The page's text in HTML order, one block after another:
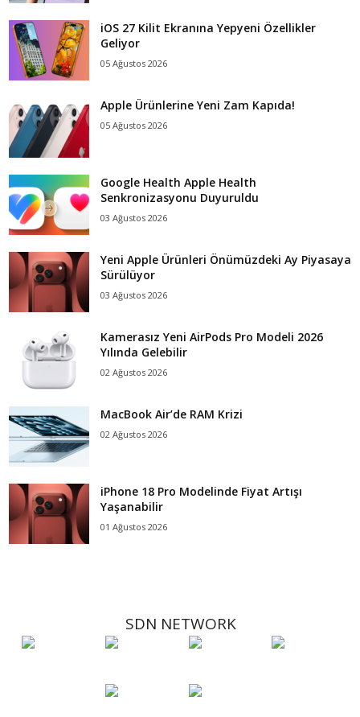
iOS 27 Kilit Ekranına Yepyeni Özellikler
Geliyor
05 Ağustos 2026
Apple Ürünlerine Yeni Zam Kapıda!
05 Ağustos 2026
Google Health Apple Health
Senkronizasyonu Duyuruldu
03 Ağustos 2026
Yeni Apple Ürünleri Önümüzdeki Ay Piyasaya
Sürülüyor
03 Ağustos 2026
Kamerasız Yeni AirPods Pro Modeli 2026
Yılında Gelebilir
02 Ağustos 2026
MacBook Air’de RAM Krizi
02 Ağustos 2026
iPhone 18 Pro Modelinde Fiyat Artışı
Yaşanabilir
01 Ağustos 2026
SDN NETWORK